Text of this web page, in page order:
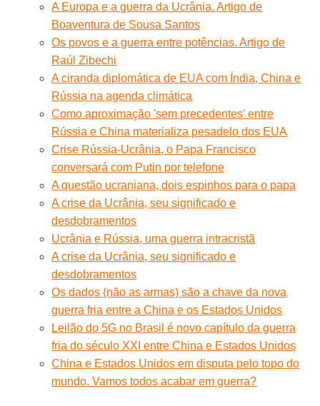
A Europa e a guerra da Ucrânia. Artigo de
Boaventura de Sousa Santos
Os povos e a guerra entre potências. Artigo de
Raúl Zibechi
A ciranda diplomática de EUA com Índia, China e
Rússia na agenda climática
Como aproximação 'sem precedentes' entre
Rússia e China materializa pesadelo dos EUA
Crise Rússia-Ucrânia, o Papa Francisco
conversará com Putin por telefone
A questão ucraniana, dois espinhos para o papa
A crise da Ucrânia, seu significado e
desdobramentos
Ucrânia e Rússia, uma guerra intracristã
A crise da Ucrânia, seu significado e
desdobramentos
Os dados (não as armas) são a chave da nova
guerra fria entre a China e os Estados Unidos
Leilão do 5G no Brasil é novo capítulo da guerra
fria do século XXI entre China e Estados Unidos
China e Estados Unidos em disputa pelo topo do
mundo. Vamos todos acabar em guerra?